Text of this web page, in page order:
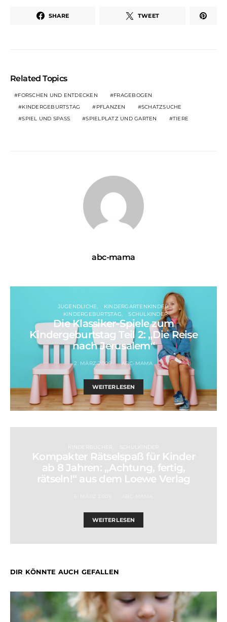
SHARE TWEET
Related Topics
FORSCHEN UND ENTDECKEN
FRAGEBOGEN
KINDERGEBURTSTAG
PFLANZEN
SCHATZSUCHE
SPIEL UND SPASS
SPIELPLATZ UND GARTEN TIERE
abc-mama
JUGENDLICHE
KINDERGARTENKINDER
KINDERGEBURTSTAG
SCHULKINDER
Die Klassiker-Spiele zum
Kindergeburtstag Teil 2: „Die Reise
nach Jerusalem“
2. MÄRZ 2009 ABC-MAMA
WEITERLESEN
KINDERBÜCHER SCHULKINDER
Kompakter Rätselspaß für Kinder
ab 8 Jahren: „Achtung, fertig,
rätseln!“ aus dem Loewe Verlag
WEITERLESEN
DIR KÖNNTE AUCH GEFALLEN